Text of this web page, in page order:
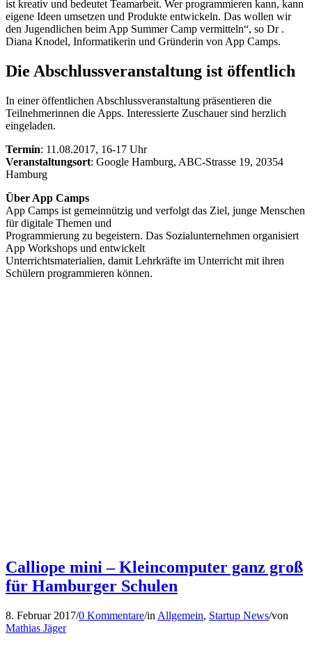
ist kreativ und bedeutet Teamarbeit. Wer programmieren kann, kann
eigene Ideen umsetzen und Produkte entwickeln. Das wollen wir
den Jugendlichen beim App Summer Camp vermitteln“​, so Dr .
Diana Knodel, Informatikerin und Gründerin von App Camps.
Die Abschlussveranstaltung ist öffentlich
In einer öffentlichen Abschlussveranstaltung präsentieren die
Teilnehmerinnen die Apps. Interessierte Zuschauer sind herzlich
eingeladen.
Termin: 11.08.2017, 16-17 Uhr
Veranstaltungsort: Google Hamburg, ABC-Strasse 19, 20354
Hamburg
Über App Camps
App Camps ist gemeinnützig und verfolgt das Ziel, junge Menschen
für digitale Themen und
Programmierung zu begeistern. Das Sozialunternehmen organisiert
App Workshops und entwickelt
Unterrichtsmaterialien, damit Lehrkräfte im Unterricht mit ihren
Schülern programmieren können.
Calliope mini – Kleincomputer ganz groß
für Hamburger Schulen
8. Februar 2017/0 Kommentare/in Allgemein, Startup News/von
Mathias Jäger